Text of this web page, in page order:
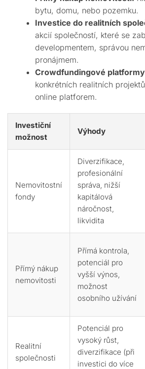
bytu, domu, nebo pozemku.
Investice do realitních
akcií společností, které se
developmentem, správou
pronájmem.
Crowdfundingové
konkrétních realitních
online platforem.
Investiční
možnost
Výhody
Nemovitostní
fondy
Diverzifikace,
profesionální
správa, nižší
kapitálová
náročnost,
likvidita
Přímý nákup
nemovitosti
Přímá kontrola,
potenciál pro
vyšší výnos,
možnost
osobního užívání
Realitní
společnosti
Potenciál pro
vysoký růst,
diverzifikace (při
investici do více